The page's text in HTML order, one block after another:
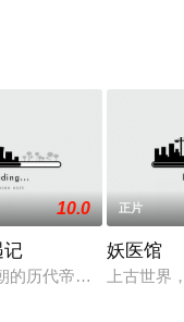
视猫或剧情网等
管理毕业的硕士，到
10.0
记
的历代帝王，大概没有
正片
妖医馆
上古世